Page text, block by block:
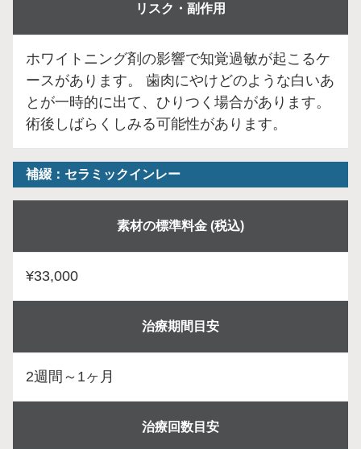
リスク・副作用
ホワイトニング剤の影響で知覚過敏が起こるケ
ースがあります。 歯肉にやけどのような白いあ
とが一時的に出て、ひりつく場合があります。
術後しばらくしみる可能性があります。
補綴：セラミックインレー
素材の標準料金 (税込)
¥33,000
治療期間目安
2週間～1ヶ月
治療回数目安